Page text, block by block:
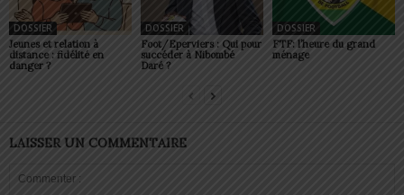
DOSSIER
Jeunes et relation à
distance : fidélité en
danger ?
DOSSIER
Foot/Eperviers : Qui pour
succéder à Nibombé
Daré ?
DOSSIER
FTF: l’heure du grand
ménage
LAISSER UN COMMENTAIRE